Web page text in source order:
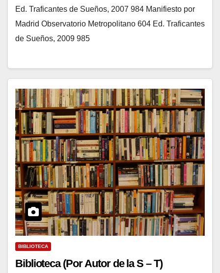
Ed. Traficantes de Sueños, 2007 984 Manifiesto por
Madrid Observatorio Metropolitano 604 Ed. Traficantes
de Sueños, 2009 985
BIBLIOTECA
Biblioteca (Por Autor de la S – T)